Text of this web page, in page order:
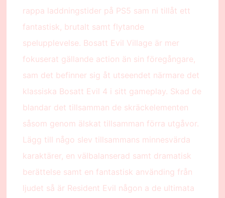
rappa laddningstider på PS5 sam ni tillåt ett
fantastisk, brutalt samt flytande
spelupplevelse. Bosatt Evil Village är mer
fokuserat gällande action än sin föregångare,
sam det befinner sig åt utseendet närmare det
klassiska Bosatt Evil 4 i sitt gameplay. Skad de
blandar det tillsamman de skräckelementen
såsom genom älskat tillsamman förra utgåvor.
Lägg till någo slev tillsammans minnesvärda
karaktärer, en välbalanserad samt dramatisk
berättelse samt en fantastisk använding från
ljudet så är Resident Evil någon a de ultimata